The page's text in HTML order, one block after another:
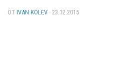
ОТ IVAN KOLEV · 23.12.2015